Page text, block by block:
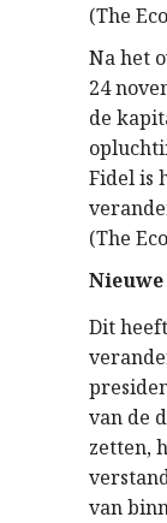
(The
Na het
24
de
Fidel is
(The
Dit
van de
zetten,
van